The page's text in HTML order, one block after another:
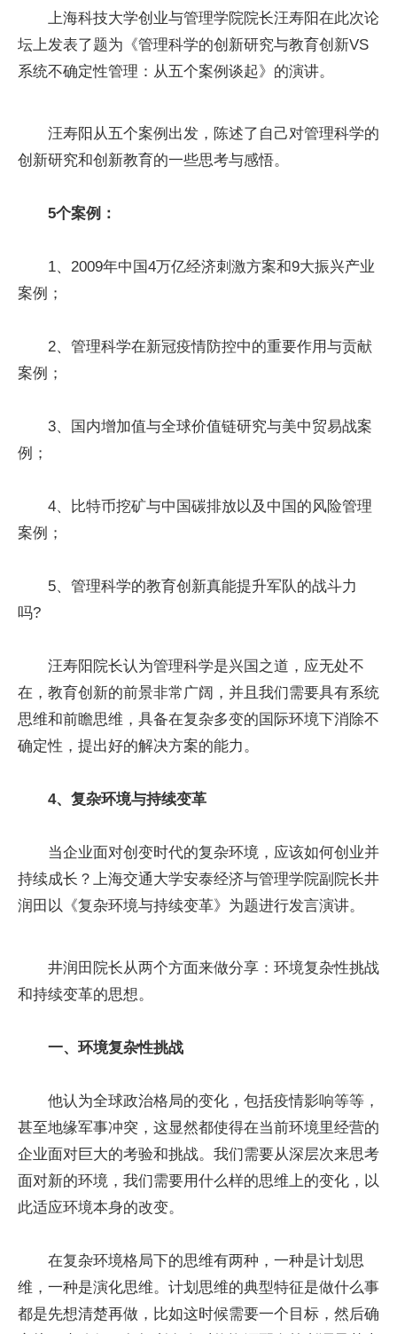
上海科技大学创业与管理学院院长汪寿阳在此次论
坛上发表了题为《管理科学的创新研究与教育创新VS
系统不确定性管理：从五个案例谈起》的演讲。
汪寿阳从五个案例出发，陈述了自己对管理科学的
创新研究和创新教育的一些思考与感悟。
5个案例：
1、2009年中国4万亿经济刺激方案和9大振兴产业
案例；
2、管理科学在新冠疫情防控中的重要作用与贡献
案例；
3、国内增加值与全球价值链研究与美中贸易战案
例；
4、比特币挖矿与中国碳排放以及中国的风险管理
案例；
5、管理科学的教育创新真能提升军队的战斗力
吗?
汪寿阳院长认为管理科学是兴国之道，应无处不
在，教育创新的前景非常广阔，并且我们需要具有系统
思维和前瞻思维，具备在复杂多变的国际环境下消除不
确定性，提出好的解决方案的能力。
4、复杂环境与持续变革
当企业面对创变时代的复杂环境，应该如何创业并
持续成长？上海交通大学安泰经济与管理学院副院长井
润田以《复杂环境与持续变革》为题进行发言演讲。
井润田院长从两个方面来做分享：环境复杂性挑战
和持续变革的思想。
一、环境复杂性挑战
他认为全球政治格局的变化，包括疫情影响等等，
甚至地缘军事冲突，这显然都使得在当前环境里经营的
企业面对巨大的考验和挑战。我们需要从深层次来思考
面对新的环境，我们需要用什么样的思维上的变化，以
此适应环境本身的改变。
在复杂环境格局下的思维有两种，一种是计划思
维，一种是演化思维。计划思维的典型特征是做什么事
都是先想清楚再做，比如这时候需要一个目标，然后确